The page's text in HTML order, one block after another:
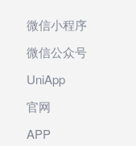
微信小程序
微信公众号
UniApp
官网
APP